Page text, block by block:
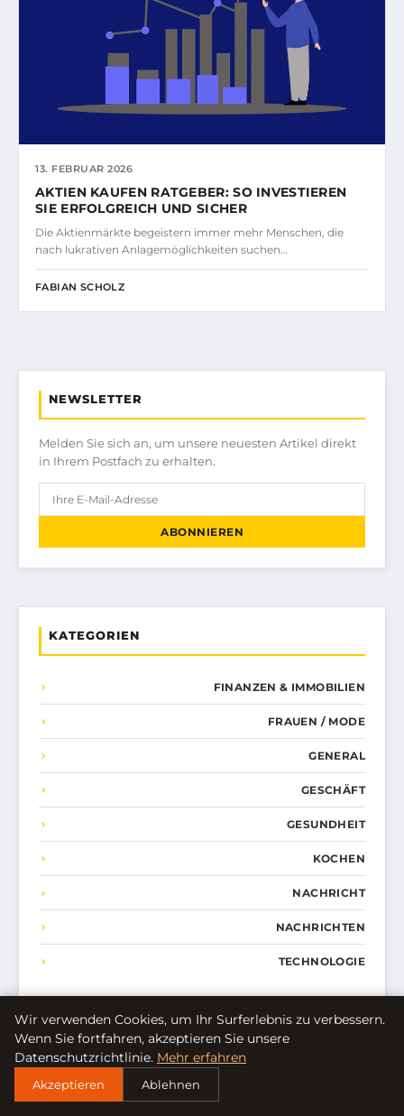
13. FEBRUAR 2026
AKTIEN KAUFEN RATGEBER: SO INVESTIEREN
SIE ERFOLGREICH UND SICHER
Die Aktienmärkte begeistern immer mehr Menschen, die
nach lukrativen Anlagemöglichkeiten suchen…
FABIAN SCHOLZ
NEWSLETTER
Melden Sie sich an, um unsere neuesten Artikel direkt
in Ihrem Postfach zu erhalten.
ABONNIEREN
KATEGORIEN
FINANZEN & IMMOBILIEN
FRAUEN / MODE
GENERAL
GESCHÄFT
GESUNDHEIT
KOCHEN
NACHRICHT
NACHRICHTEN
TECHNOLOGIE
NEUESTE ARTIKEL
Wir verwenden Cookies, um Ihr Surferlebnis zu verbessern.
Wenn Sie fortfahren, akzeptieren Sie unsere
Datenschutzrichtlinie. Mehr erfahren
Akzeptieren Ablehnen